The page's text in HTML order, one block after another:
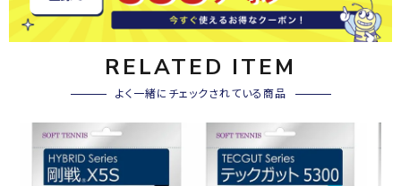
RELATED ITEM
よく一緒にチェックされている商品